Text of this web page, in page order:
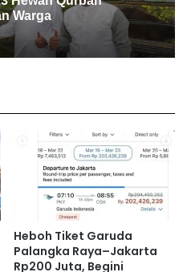
untuk Warga
Heboh Tiket Garuda
Palangka Raya–Jakarta
Rp200 Juta, Begini